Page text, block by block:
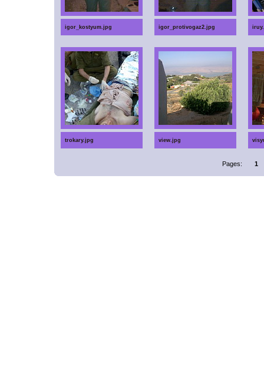
igor_kostyum.jpg igor_protivogaz2.jpg
trokary.jpg view.jpg
Pages: 1